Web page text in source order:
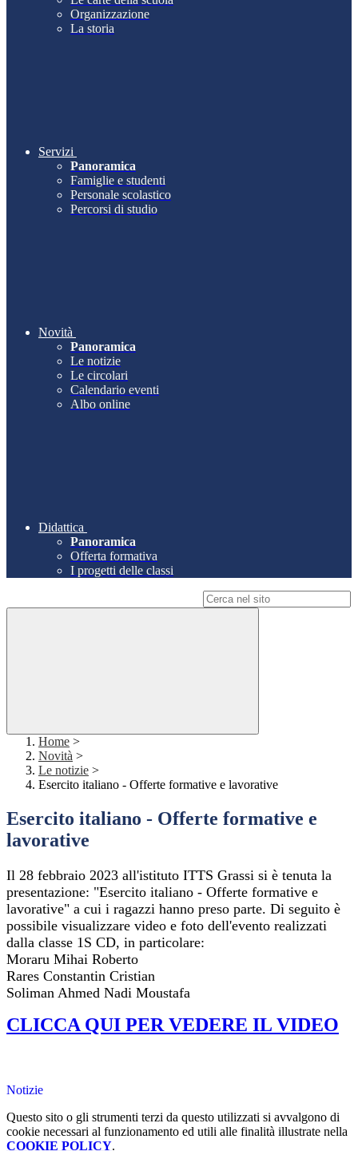
Organizzazione
La storia
Servizi
Panoramica
Famiglie e studenti
Personale scolastico
Percorsi di studio
Novità
Panoramica
Le notizie
Le circolari
Calendario eventi
Albo online
Didattica
Panoramica
Offerta formativa
I progetti delle classi
Home >
Novità >
Le notizie >
Esercito italiano - Offerte formative e lavorative
Esercito italiano - Offerte formative e
lavorative
Il 28 febbraio 2023 all'istituto ITTS Grassi si è tenuta la
presentazione: "Esercito italiano - Offerte formative e
lavorative" a cui i ragazzi hanno preso parte. Di seguito è
possibile visualizzare video e foto dell'evento realizzati
dalla classe 1S CD, in particolare:
Moraru Mihai Roberto
Rares Constantin Cristian
Soliman Ahmed Nadi Moustafa
CLICCA QUI PER VEDERE IL VIDEO
Notizie
Questo sito o gli strumenti terzi da questo utilizzati si avvalgono di
cookie necessari al funzionamento ed utili alle finalità illustrate nella
COOKIE POLICY.